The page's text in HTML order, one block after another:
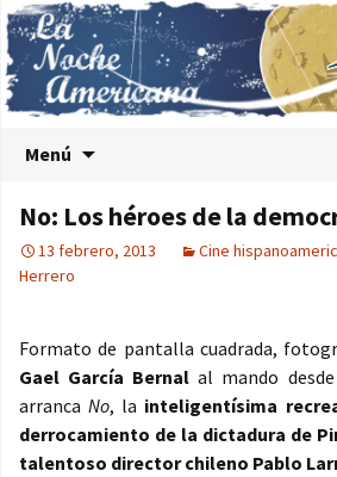
Menú
No: Los héroes de la
13 febrero, 2013 Cine
Herrero
Formato de pantalla cuadrada,
Gael García Bernal al mando
arrancaNo, la inteligentísima
derrocamiento de la dictadura de
talentoso director chileno Pablo